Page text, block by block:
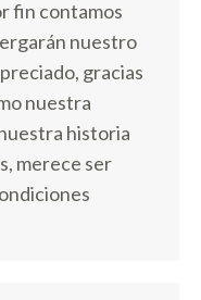
fin contamos
nuestro
gracias
nuestra
historia
merece ser